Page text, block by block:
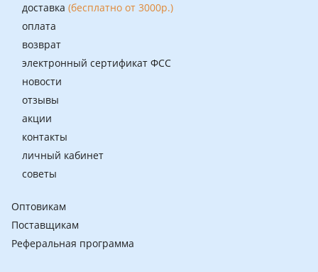
доставка (бесплатно от 3000р.)
оплата
возврат
электронный сертификат ФСС
новости
отзывы
акции
контакты
личный кабинет
советы
Оптовикам
Поставщикам
Реферальная программа